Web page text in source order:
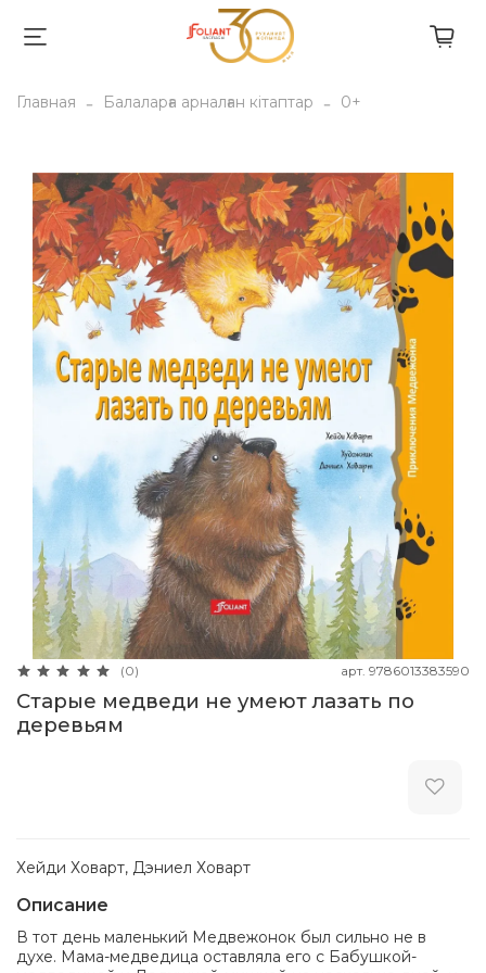
Главная Балаларға арналған кітаптар 0+
(0) арт. 9786013383590
Старые медведи не умеют лазать по
деревьям
Хейди Ховарт, Дэниел Ховарт
Описание
В тот день маленький Медвежонок был сильно не в
духе. Мама-медведица оставляла его с Бабушкой-